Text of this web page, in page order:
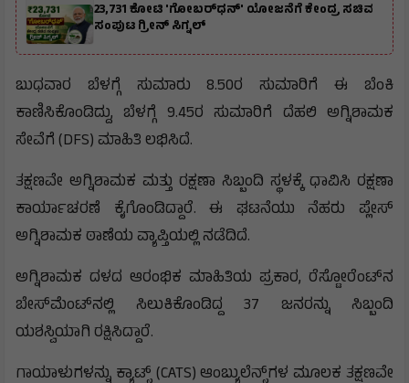
₹23,731 ಕೋಟಿ 'ಗೋಬರ್‌ಧನ್' ಯೋಜನೆಗೆ ಕೇಂದ್ರ ಸಚಿವ
ಸಂಪುಟ ಗ್ರೀನ್ ಸಿಗ್ನಲ್
ಬುಧವಾರ ಬೆಳಗ್ಗೆ ಸುಮಾರು 8.50ರ ಸುಮಾರಿಗೆ ಈ ಬೆಂಕಿ
ಕಾಣಿಸಿಕೊಂಡಿದ್ದು, ಬೆಳಗ್ಗೆ 9.45ರ ಸುಮಾರಿಗೆ ದೆಹಲಿ ಅಗ್ನಿಶಾಮಕ
ಸೇವೆಗೆ (DFS) ಮಾಹಿತಿ ಲಭಿಸಿದೆ.
ತಕ್ಷಣವೇ ಅಗ್ನಿಶಾಮಕ ಮತ್ತು ರಕ್ಷಣಾ ಸಿಬ್ಬಂದಿ ಸ್ಥಳಕ್ಕೆ ಧಾವಿಸಿ ರಕ್ಷಣಾ
ಕಾರ್ಯಾಚರಣೆ ಕೈಗೊಂಡಿದ್ದಾರೆ. ಈ ಘಟನೆಯು ನೆಹರು ಪ್ಲೇಸ್
ಅಗ್ನಿಶಾಮಕ ಠಾಣೆಯ ವ್ಯಾಪ್ತಿಯಲ್ಲಿ ನಡೆದಿದೆ.
ಅಗ್ನಿಶಾಮಕ ದಳದ ಆರಂಭಿಕ ಮಾಹಿತಿಯ ಪ್ರಕಾರ, ರೆಸ್ಟೋರೆಂಟ್‌ನ
ಬೇಸ್‌ಮೆಂಟ್‌ನಲ್ಲಿ ಸಿಲುಕಿಕೊಂಡಿದ್ದ 37 ಜನರನ್ನು ಸಿಬ್ಬಂದಿ
ಯಶಸ್ವಿಯಾಗಿ ರಕ್ಷಿಸಿದ್ದಾರೆ.
ಗಾಯಾಳುಗಳನ್ನು ಕ್ಯಾಟ್ಸ್ (CATS) ಆಂಬ್ಯುಲೆನ್ಸ್‌ಗಳ ಮೂಲಕ ತಕ್ಷಣವೇ